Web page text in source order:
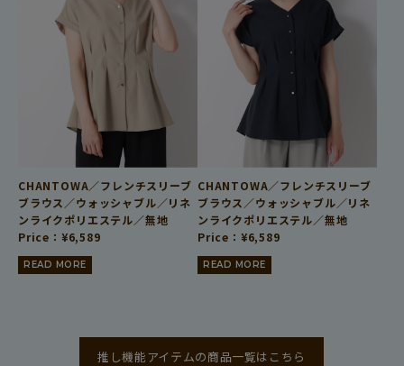
CHANTOWA／フレンチスリーブ
ブラウス／ウォッシャブル／リネ
ンライクポリエステル／無地
Price： ¥6,589
READ MORE
CHANTOWA／フレンチスリーブ
ブラウス／ウォッシャブル／リネ
ンライクポリエステル／無地
Price： ¥6,589
READ MORE
推し機能アイテムの商品一覧はこちら